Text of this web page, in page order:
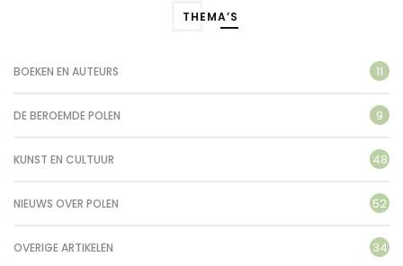
THEMA’S
BOEKEN EN AUTEURS 11
DE BEROEMDE POLEN 9
KUNST EN CULTUUR 48
NIEUWS OVER POLEN 52
OVERIGE ARTIKELEN 34